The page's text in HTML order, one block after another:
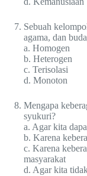
Sebuah
agama, dan
a. Homogen
b. Heterogen
c. Terisolasi
d. Monoton
Mengapa
syukuri?
a. Agar kita
b. Karena
c. Karena
masyarakat
d. Agar kita